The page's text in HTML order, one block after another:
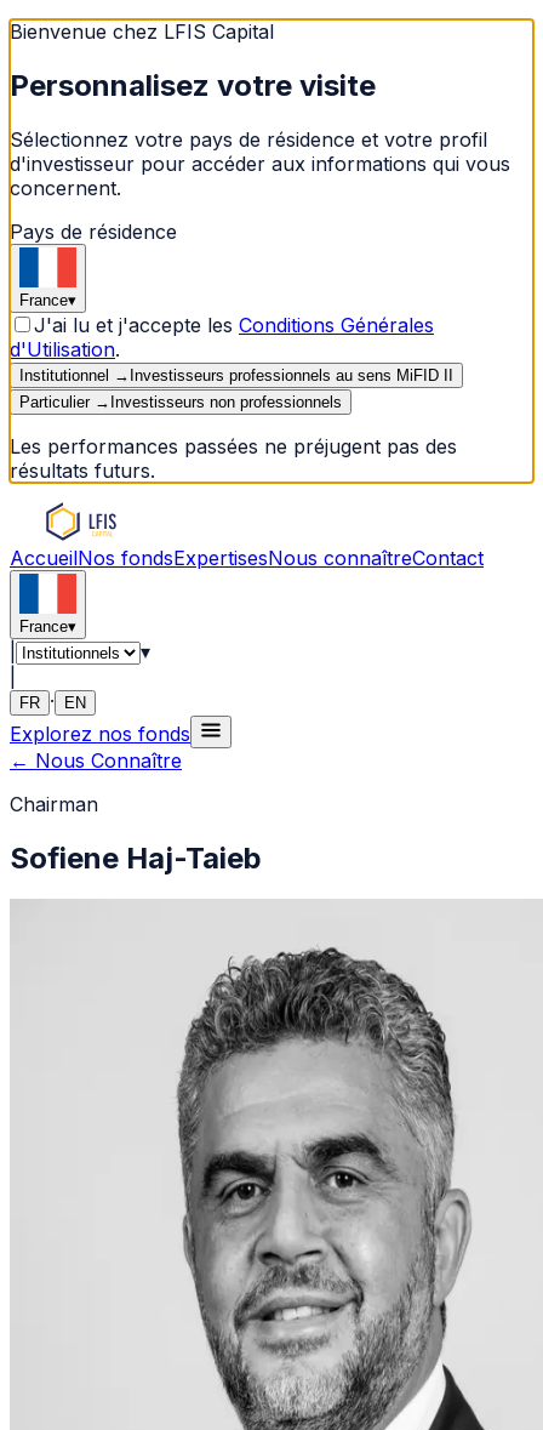
Bienvenue chez LFIS Capital
Personnalisez votre visite
Sélectionnez votre pays de résidence et votre profil
d'investisseur pour accéder aux informations qui vous
concernent.
Pays de résidence
France▾
J'ai lu et j'accepte les Conditions Générales
d'Utilisation.
Institutionnel → Investisseurs professionnels au sens MiFID II
Particulier→ Investisseurs non professionnels
Les performances passées ne préjugent pas des
résultats futurs.
AccueilNos fondsExpertisesNous connaîtreContact
France▾
▾
FR · EN
Explorez nos fonds
← Nous Connaître
Chairman
Sofiene Haj-Taieb